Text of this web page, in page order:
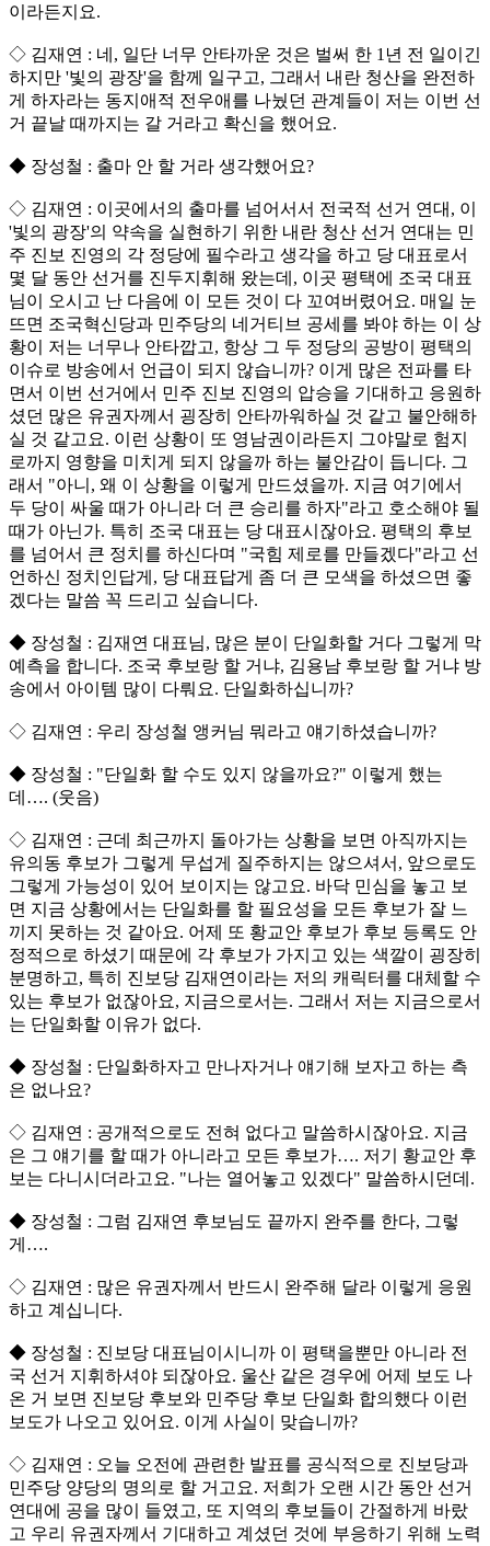
이라든지요.
◇ 김재연 : 네, 일단 너무 안타까운 것은 벌써 한 1년 전 일이긴
하지만 '빛의 광장'을 함께 일구고, 그래서 내란 청산을 완전하
게 하자라는 동지애적 전우애를 나눴던 관계들이 저는 이번 선
거 끝날 때까지는 갈 거라고 확신을 했어요.
◆ 장성철 : 출마 안 할 거라 생각했어요?
◇ 김재연 : 이곳에서의 출마를 넘어서서 전국적 선거 연대, 이
'빛의 광장'의 약속을 실현하기 위한 내란 청산 선거 연대는 민
주 진보 진영의 각 정당에 필수라고 생각을 하고 당 대표로서
몇 달 동안 선거를 진두지휘해 왔는데, 이곳 평택에 조국 대표
님이 오시고 난 다음에 이 모든 것이 다 꼬여버렸어요. 매일 눈
뜨면 조국혁신당과 민주당의 네거티브 공세를 봐야 하는 이 상
황이 저는 너무나 안타깝고, 항상 그 두 정당의 공방이 평택의
이슈로 방송에서 언급이 되지 않습니까? 이게 많은 전파를 타
면서 이번 선거에서 민주 진보 진영의 압승을 기대하고 응원하
셨던 많은 유권자께서 굉장히 안타까워하실 것 같고 불안해하
실 것 같고요. 이런 상황이 또 영남권이라든지 그야말로 험지
로까지 영향을 미치게 되지 않을까 하는 불안감이 듭니다. 그
래서 "아니, 왜 이 상황을 이렇게 만드셨을까. 지금 여기에서
두 당이 싸울 때가 아니라 더 큰 승리를 하자"라고 호소해야 될
때가 아닌가. 특히 조국 대표는 당 대표시잖아요. 평택의 후보
를 넘어서 큰 정치를 하신다며 "국힘 제로를 만들겠다"라고 선
언하신 정치인답게, 당 대표답게 좀 더 큰 모색을 하셨으면 좋
겠다는 말씀 꼭 드리고 싶습니다.
◆ 장성철 : 김재연 대표님, 많은 분이 단일화할 거다 그렇게 막
예측을 합니다. 조국 후보랑 할 거냐, 김용남 후보랑 할 거냐 방
송에서 아이템 많이 다뤄요. 단일화하십니까?
◇ 김재연 : 우리 장성철 앵커님 뭐라고 얘기하셨습니까?
◆ 장성철 : "단일화 할 수도 있지 않을까요?" 이렇게 했는
데…. (웃음)
◇ 김재연 : 근데 최근까지 돌아가는 상황을 보면 아직까지는
유의동 후보가 그렇게 무섭게 질주하지는 않으셔서, 앞으로도
그렇게 가능성이 있어 보이지는 않고요. 바닥 민심을 놓고 보
면 지금 상황에서는 단일화를 할 필요성을 모든 후보가 잘 느
끼지 못하는 것 같아요. 어제 또 황교안 후보가 후보 등록도 안
정적으로 하셨기 때문에 각 후보가 가지고 있는 색깔이 굉장히
분명하고, 특히 진보당 김재연이라는 저의 캐릭터를 대체할 수
있는 후보가 없잖아요, 지금으로서는. 그래서 저는 지금으로서
는 단일화할 이유가 없다.
◆ 장성철 : 단일화하자고 만나자거나 얘기해 보자고 하는 측
은 없나요?
◇ 김재연 : 공개적으로도 전혀 없다고 말씀하시잖아요. 지금
은 그 얘기를 할 때가 아니라고 모든 후보가…. 저기 황교안 후
보는 다니시더라고요. "나는 열어놓고 있겠다" 말씀하시던데.
◆ 장성철 : 그럼 김재연 후보님도 끝까지 완주를 한다, 그렇
게….
◇ 김재연 : 많은 유권자께서 반드시 완주해 달라 이렇게 응원
하고 계십니다.
◆ 장성철 : 진보당 대표님이시니까 이 평택을뿐만 아니라 전
국 선거 지휘하셔야 되잖아요. 울산 같은 경우에 어제 보도 나
온 거 보면 진보당 후보와 민주당 후보 단일화 합의했다 이런
보도가 나오고 있어요. 이게 사실이 맞습니까?
◇ 김재연 : 오늘 오전에 관련한 발표를 공식적으로 진보당과
민주당 양당의 명의로 할 거고요. 저희가 오랜 시간 동안 선거
연대에 공을 많이 들였고, 또 지역의 후보들이 간절하게 바랐
고 우리 유권자께서 기대하고 계셨던 것에 부응하기 위해 노력